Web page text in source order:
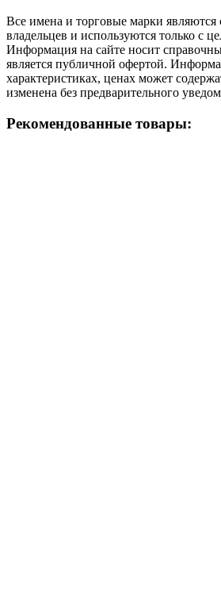
Все имена и торговые марки являются
владельцев и используются только с
Информация на сайте носит
является публичной офертой.
характеристиках, ценах может
изменена без предварительного
Рекомендованные товары: